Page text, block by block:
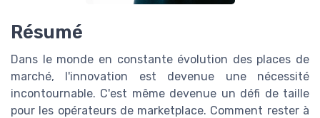
Résumé
Dans le monde en constante évolution des places de
marché, l'innovation est devenue une nécessité
incontournable. C'est même devenue un défi de taille
pour les opérateurs de marketplace. Comment rester à